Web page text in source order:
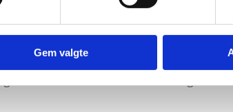
Gem valgte
kender ikke den direkte udløsende
forløbet. De fleste klarer sig uden